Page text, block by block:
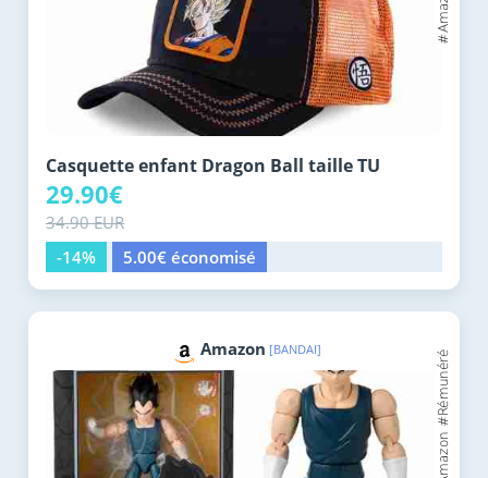
Casquette enfant Dragon Ball taille TU
29.90€
34.90 EUR
-14%
5.00€ économisé
Amazon [BANDAI]